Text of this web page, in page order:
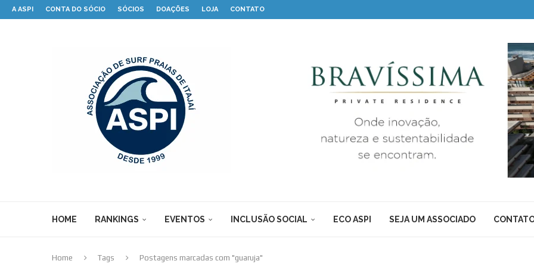
A ASPI CONTA DO SÓCIO SÓCIOS DOAÇÕES LOJA CONTATO
HOME RANKINGS EVENTOS INCLUSÃO SOCIAL ECO ASPI SEJA UM ASSOCIADO
Home Tags Postagens marcadas com "guaruja"